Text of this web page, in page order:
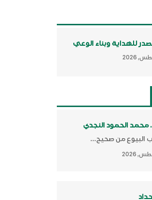
للهداية وبناء الوعي
محمد الحمود النجدي
البيوع من صحيح...